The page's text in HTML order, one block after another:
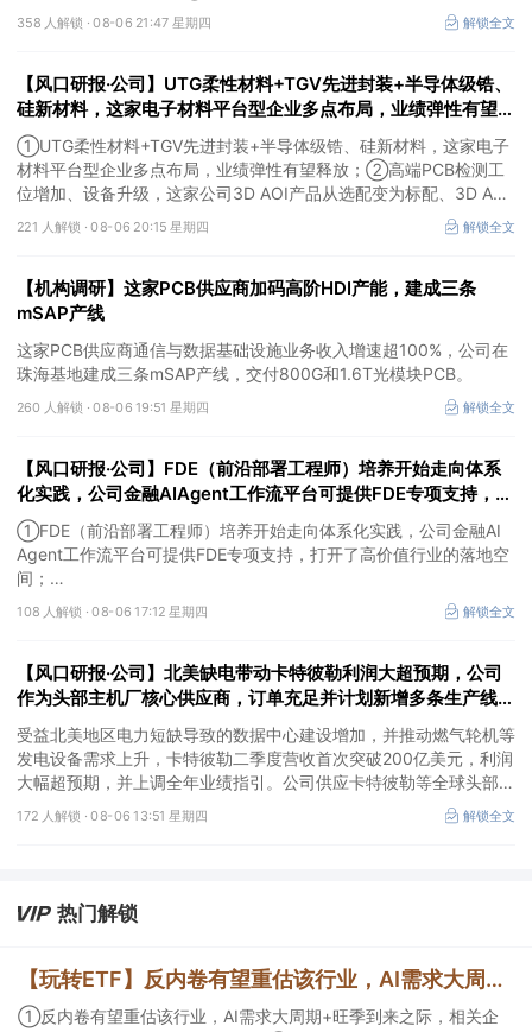
成、江淮汽车评级得到上调，9家公司获得首度覆盖，其中乔锋智能
获新财富分析师深度覆盖；④在个股机构关注度排行中，华峰化学
健盛集团。
358 人解锁 ·08-06 21:47 星期四 解锁全文
【风口研报·公司】UTG柔性材料+TGV先进封装+半导体级锆、
硅新材料，这家电子材料平台型企业多点布局，业绩弹性有望释
放；高端PCB检测工位增加、设备升级，这家公司3D AOI产品
从选配变为标配
①UTG柔性材料+TGV先进封装+半导体级锆、硅新材料，这家电子
材料平台型企业多点布局，业绩弹性有望释放；②高端PCB检测工
位增加、设备升级，这家公司3D AOI产品从选配变为标配、3D AXI
设备逐步成为刚需，现已进入头部客户供应体系。
221 人解锁 ·08-06 20:15 星期四 解锁全文
【机构调研】这家PCB供应商加码高阶HDI产能，建成三条
mSAP产线
这家PCB供应商通信与数据基础设施业务收入增速超100%，公司在
珠海基地建成三条mSAP产线，交付800G和1.6T光模块PCB。
260 人解锁 ·08-06 19:51 星期四 解锁全文
【风口研报·公司】FDE（前沿部署工程师）培养开始走向体系
化实践，公司金融AIAgent工作流平台可提供FDE专项支持，打
开了高价值行业的落地空间；另有公司兼具成长强确定性、低估
值、高股息属性
①FDE（前沿部署工程师）培养开始走向体系化实践，公司金融AI
Agent工作流平台可提供FDE专项支持，打开了高价值行业的落地空
间；
②这家公司兼具成长强确定性、低估值、高股息属性，受益于国内
外贸易额高速增长，且还有AI应用加速渗透+跨境支付等成长极。
108 人解锁 ·08-06 17:12 星期四 解锁全文
【风口研报·公司】北美缺电带动卡特彼勒利润大超预期，公司
作为头部主机厂核心供应商，订单充足并计划新增多条生产线，
有望抢抓算力备电新机
受益北美地区电力短缺导致的数据中心建设增加，并推动燃气轮机等
发电设备需求上升，卡特彼勒二季度营收首次突破200亿美元，利润
大幅超预期，并上调全年业绩指引。公司供应卡特彼勒等全球头部发
动机主机厂，产品订单充足，并计划2026年新增多条生产线，同时
海外泰国工厂建设顺利推进，有望抢抓算力备电新机，打开成长空
172 人解锁 ·08-06 13:51 星期四 解锁全文
热门解锁
【玩转ETF】反内卷有望重估该行业，AI需求大周期+旺季到来之际，相关企业有望兼具高弹性和高股息优势；机构看多港股互联网的逻辑
①反内卷有望重估该行业，AI需求大周期+旺季到来之际，相关企